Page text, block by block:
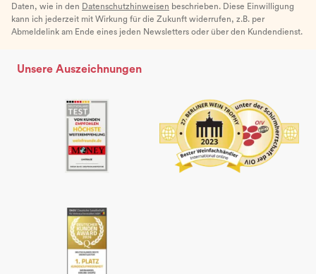
Daten, wie in den Datenschutzhinweisen beschrieben. Diese Einwilligung
kann ich jederzeit mit Wirkung für die Zukunft widerrufen, z.B. per
Abmeldelink am Ende eines jeden Newsletters oder über den Kundendienst.
Unsere Auszeichnungen